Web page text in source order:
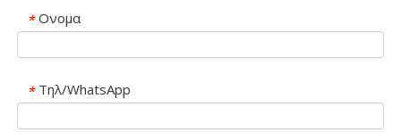
* Ονομα
* Τηλ/WhatsApp